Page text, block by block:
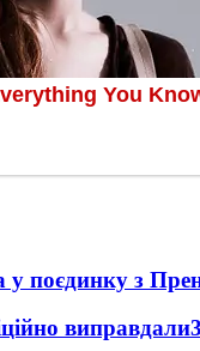
у поєдинку з
виправдали